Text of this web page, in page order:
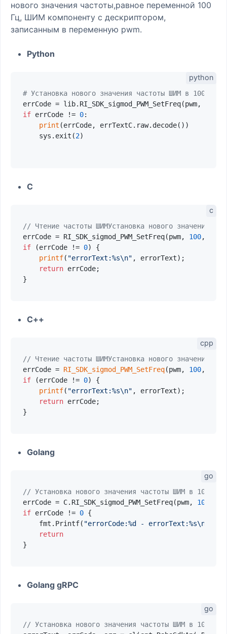
нового значения частоты,равное переменной 100
Гц, ШИМ компоненту с дескриптором,
записанным в переменную pwm.
Python
# Установка нового значения частоты ШИМ в 100 Гц
errCode = lib.RI_SDK_sigmod_PWM_SetFreq(pwm,
if errCode != 0:
print (errCode, errTextC.raw.decode())
    sys.exit(
2)
C
// Чтение частоты ШИМУстановка нового значения
errCode = RI_SDK_sigmod_PWM_SetFreq(pwm, 100
if (errCode != 0) {
printf( "errorText:%s\n" , errorText);
return errCode;
C++
// Чтение частоты ШИМУстановка нового значения
errCode = RI_SDK_sigmod_PWM_SetFreq(pwm, 100
if (errCode != 0) {
printf( "errorText:%s\n" , errorText);
return errCode;
Golang
// Установка нового значения частоты ШИМ в 100 Гц
errCode = C.RI_SDK_sigmod_PWM_SetFreq(pwm, 100
if errCode != 0 {
    fmt.Printf(
"errorCode:%d - errorText:%s\n"
return
Golang gRPC
// Установка нового значения частоты ШИМ в 100 Гц